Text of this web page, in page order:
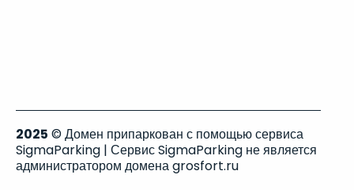
2025 © Домен припаркован с помощью сервиса
SigmaParking | Сервис SigmaParking не является
администратором домена grosfort.ru